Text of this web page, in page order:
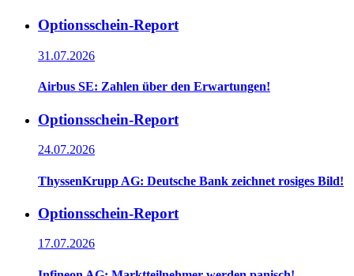
Optionsschein-Report
31.07.2026
Airbus SE: Zahlen über den Erwartungen!
Optionsschein-Report
24.07.2026
ThyssenKrupp AG: Deutsche Bank zeichnet rosiges Bild!
Optionsschein-Report
17.07.2026